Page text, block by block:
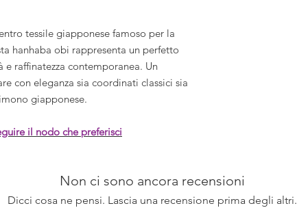
tessile giapponese famoso per la
hanhaba obi rappresenta un perfetto
raffinatezza contemporanea. Un
con eleganza sia coordinati classici sia
giapponese.
il nodo che preferisci
Non ci sono ancora recensioni
Dicci cosa ne pensi. Lascia una recensione prima degli altri.